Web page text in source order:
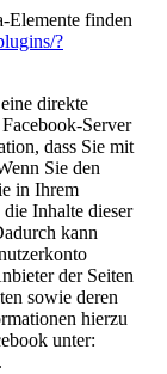
Elemente finden
?
direkte
Server
dass Sie mit
Sie den
in Ihrem
Inhalte dieser
kann
der Seiten
sowie deren
hierzu
unter:
.